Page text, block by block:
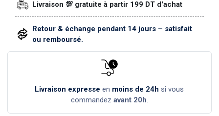
Livraison 💯 gratuite à partir 199 DT d'achat
Retour & échange pendant 14 jours – satisfait
ou remboursé.
Livraison expresse en moins de 24h si vous
commandez avant 20h.